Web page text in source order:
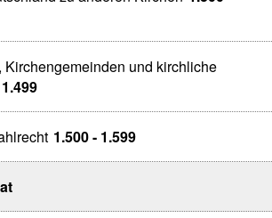
Kirchengemeinden und kirchliche
1.500 - 1.599